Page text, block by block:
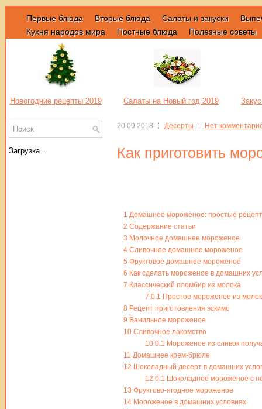
Первые блюда Вторые блюда Салаты и закуски
Кухня народов мира
Постные блюда Полезные советы
Новогодние рецепты 2019 Салаты на Новый год 2019
20.09.2018 Десерты Нет
Как приготовить
1 Домашнее мороженое: простые
2 Содержание статьи
3 Молочное домашнее мороженое
4 Сливочное домашнее мороженое
5 Фруктовое домашнее мороженое
6 Как сделать мороженое в домашних
7 Классический пломбир из молока
7.0.1 Простое мороженое из
8 Рецепт приготовления эскимо
9 Ванильное мороженое
10 Сливочное лакомство
10.0.1 Мороженое из сливок
11 Домашнее крем-брюле
12 Шоколадный десерт в домашних
12.0.1 Шоколадное мороженое с
13 Фруктово-ягодное мороженое
14 Мороженое в домашних условиях
Загрузка...